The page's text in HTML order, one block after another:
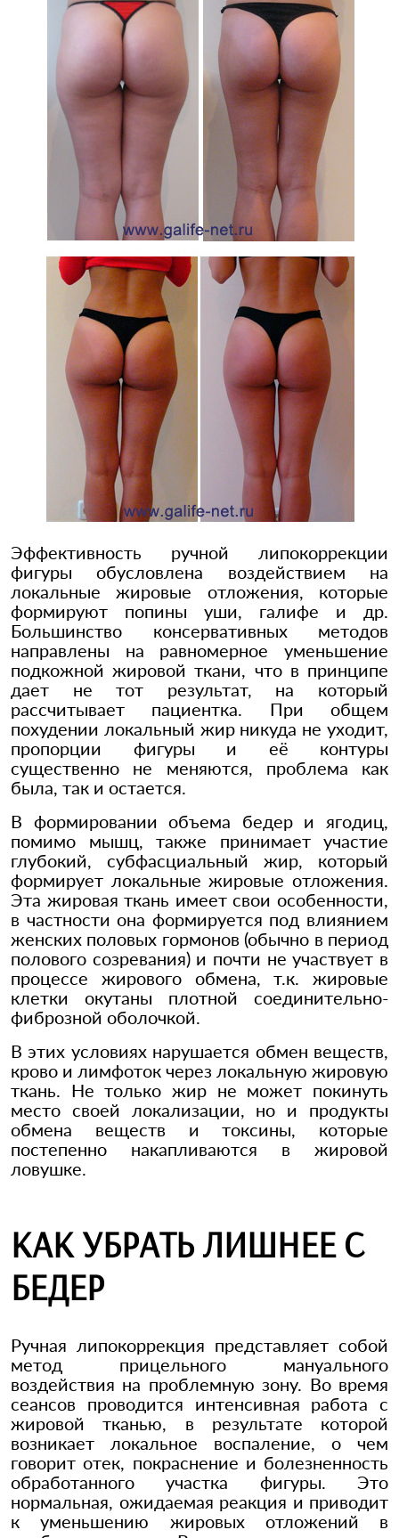
Эффективность ручной липокоррекции
фигуры обусловлена воздействием на
локальные жировые отложения, которые
формируют попины уши, галифе и др.
Большинство консервативных методов
направлены на равномерное уменьшение
подкожной жировой ткани, что в принципе
дает не тот результат, на который
рассчитывает пациентка. При общем
похудении локальный жир никуда не уходит,
пропорции фигуры и её контуры
существенно не меняются, проблема как
была, так и остается.
В формировании объема бедер и ягодиц,
помимо мышц, также принимает участие
глубокий, субфасциальный жир, который
формирует локальные жировые отложения.
Эта жировая ткань имеет свои особенности,
в частности она формируется под влиянием
женских половых гормонов (обычно в период
полового созревания) и почти не участвует в
процессе жирового обмена, т.к. жировые
клетки окутаны плотной соединительно-
фиброзной оболочкой.
В этих условиях нарушается обмен веществ,
крово и лимфоток через локальную жировую
ткань. Не только жир не может покинуть
место своей локализации, но и продукты
обмена веществ и токсины, которые
постепенно накапливаются в жировой
ловушке.
КАК УБРАТЬ ЛИШНЕЕ С
БЕДЕР
Ручная липокоррекция представляет собой
метод прицельного мануального
воздействия на проблемную зону. Во время
сеансов проводится интенсивная работа с
жировой тканью, в результате которой
возникает локальное воспаление, о чем
говорит отек, покраснение и болезненность
обработанного участка фигуры. Это
нормальная, ожидаемая реакция и приводит
к уменьшению жировых отложений в